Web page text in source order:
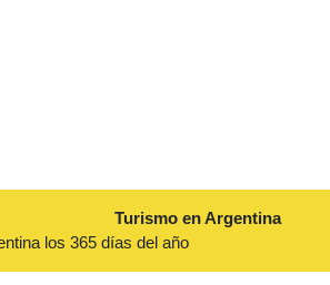
Turismo en Argentina
los 365 días del año